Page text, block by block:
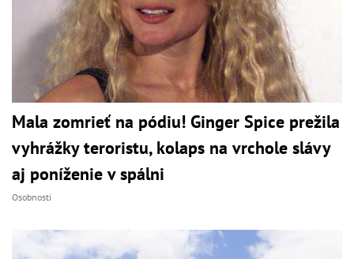
Mala zomrieť na pódiu! Ginger Spice prežila
vyhrážky teroristu, kolaps na vrchole slávy
aj poníženie v spálni
Osobnosti